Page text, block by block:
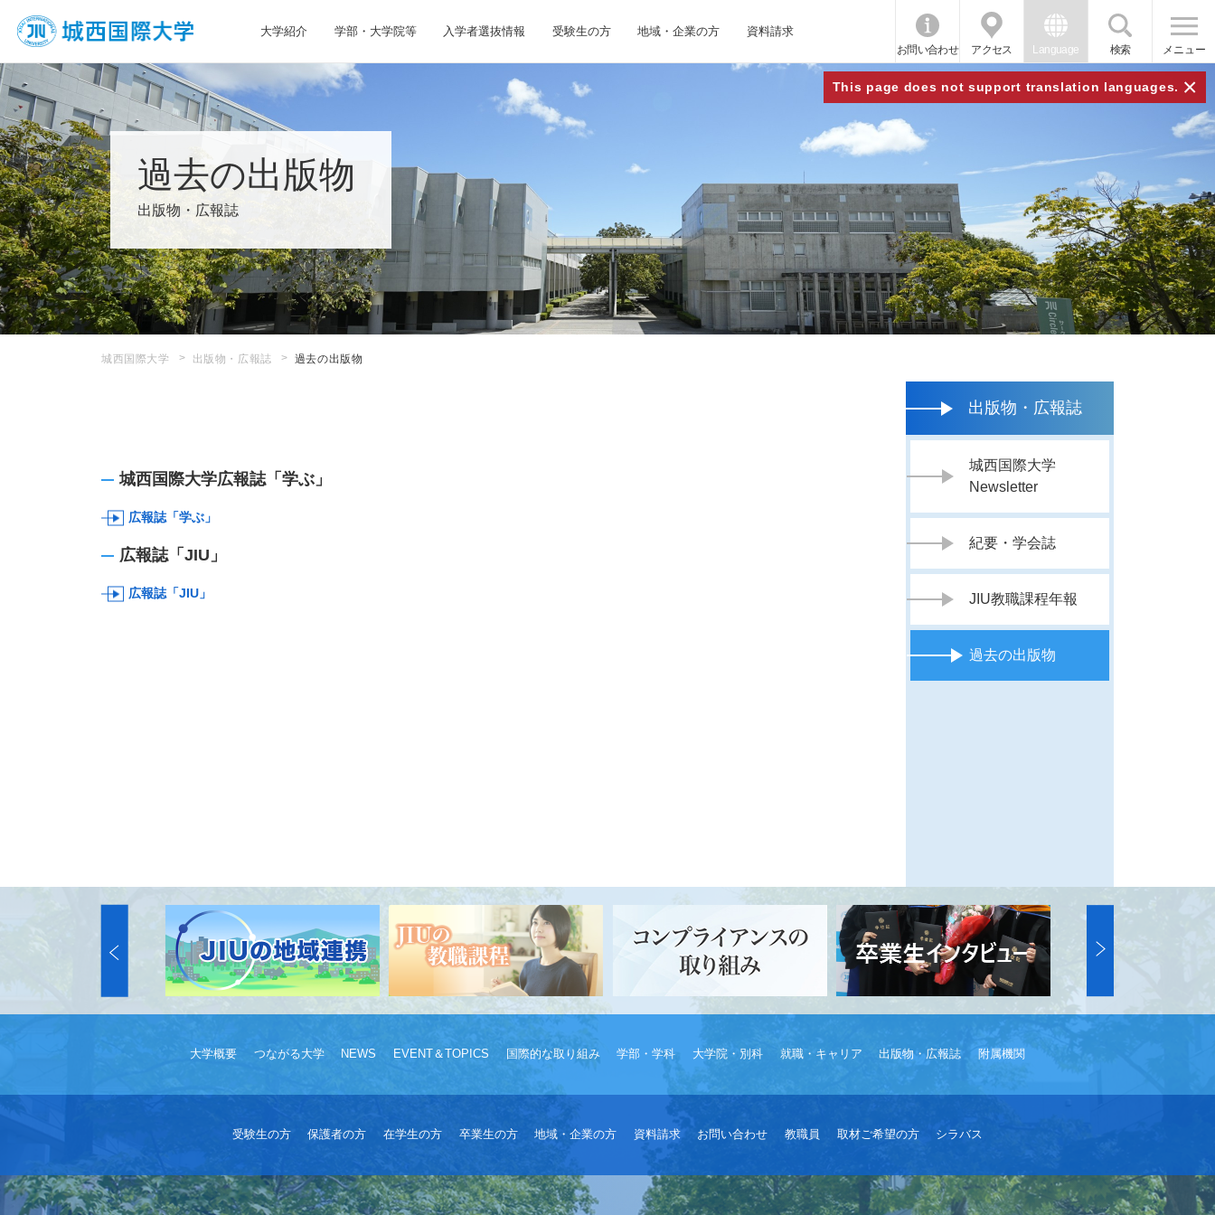
大学紹介 学部・大学院等 入学者選抜情報 受験生の方 地域・企業の方 資料請求
お問い合わせ アクセス Language 検索 メニュー
This page does not support translation languages. ×
過去の出版物
出版物・広報誌
城西国際大学 出版物・広報誌 過去の出版物
城西国際大学広報誌「学ぶ」
広報誌「学ぶ」
広報誌「JIU」
広報誌「JIU」
出版物・広報誌
城西国際大学
Newsletter
紀要・学会誌
JIU教職課程年報
過去の出版物
大学概要 つながる大学 NEWS EVENT＆TOPICS 国際的な取り組み 学部・学科 大学院・別科 就職・キャリア 出版物・広報誌 附属機関
受験生の方 保護者の方 在学生の方 卒業生の方 地域・企業の方 資料請求 お問い合わせ 教職員 取材ご希望の方 シラバス